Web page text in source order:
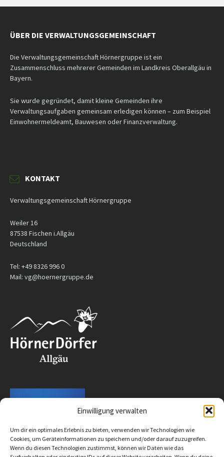
Einwilligung verwalten
Um dir ein optimales Erlebnis zu bieten, verwenden wir Technologien wie
Cookies, um Geräteinformationen zu speichern und/oder darauf zuzugreifen.
Wenn du diesen Technologien zustimmst, können wir Daten wie das
ÜBER DIE VERWALTUNGSGEMEINSCHAFT
Die Verwaltungsgemeinschaft Hörnergruppe ist ein
Zusammenschluss mehrerer Gemeinden im Landkreis Oberallgäu in
Bayern.
Sie wurde gegründet, damit kleine Gemeinden ihre
Verwaltungsaufgaben gemeinsam erledigen können – zum Beispiel
Einwohnermeldeamt, Bauwesen oder Finanzverwaltung.
KONTAKT
Verwaltungsgemeinschaft Hörnergruppe
Weiler 16
87538 Fischen i.Allgäu
Deutschland
Tel: +49 8326 996 0
Mail: vg@hoernergruppe.de